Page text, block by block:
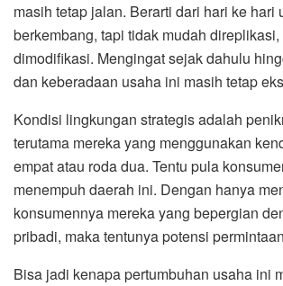
masih tetap jalan. Berarti dari hari ke hari
berkembang, tapi tidak mudah
dimodifikasi. Mengingat sejak dahulu
dan keberadaan usaha ini masih tetap
Kondisi lingkungan strategis adalah
terutama mereka yang menggunakan
empat atau roda dua. Tentu pula
menempuh daerah ini. Dengan hanya
konsumennya mereka yang bepergian
pribadi, maka tentunya potensi
Bisa jadi kenapa pertumbuhan usaha ini